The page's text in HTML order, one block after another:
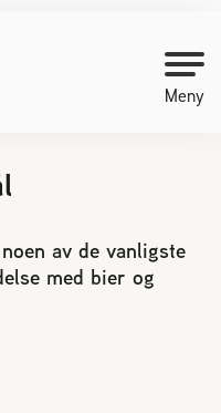
Meny
av de vanligste
med bier og